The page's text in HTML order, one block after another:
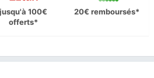
jusqu'à 100€
offerts*
20€ remboursés*